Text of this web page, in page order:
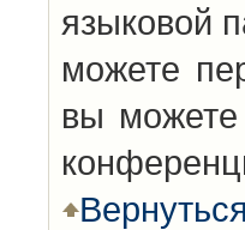
языковой
можете
вы можете